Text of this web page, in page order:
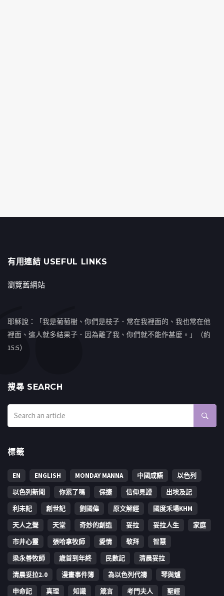
有用連結 USEFUL LINKS
瀏覽舊網站
耶穌說：「我是葡萄樹、你們是枝子．常在我裡面的、我也常在他
裡面、這人就多結果子．因為離了我、你們就不能作甚麼。」（約
15:5）
搜㝷 SEARCH
標籤
EN ENGLISH MONDAY MANNA 中國成語
以色列
以色列新聞
你累了嗎 保捷 信仰見證
出埃及記
利未記
創世記 劉國偉 原文解經
國度禾場KHM
天人之聲
天堂 奇妙的創造 妥拉 妥拉人生
家庭
市井心靈
張哈拿牧師 愛情 敬拜
智慧
梁永善牧師
歳首到年終 民數記
清晨妥拉
清晨妥拉2.0
漫畫事件簿 為以色列代禱
琴與爐
申命記
真理 知識 箴言 考門夫人 聖經